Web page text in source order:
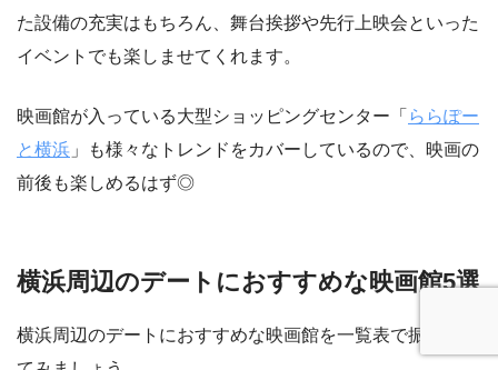
た設備の充実はもちろん、舞台挨拶や先行上映会といった
イベントでも楽しませてくれます。
映画館が入っている大型ショッピングセンター「 ららぽー
と横浜 」も様々なトレンドをカバーしているので、映画の
前後も楽しめるはず◎
横浜周辺のデートにおすすめな映画館5選
横浜周辺のデートにおすすめな映画館を一覧表で振り返っ